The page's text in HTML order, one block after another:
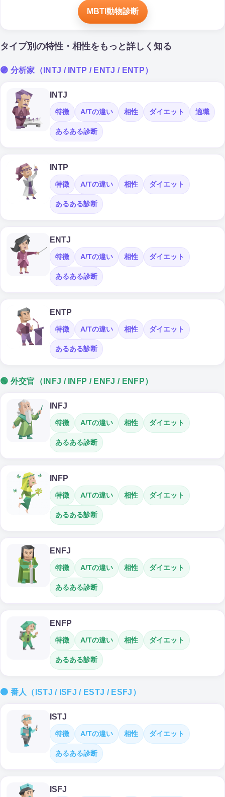
MBTI動物診断
タイプ別の特性・相性をもっと詳しく知る
🟣 分析家（INTJ / INTP / ENTJ / ENTP）
INTJ
特徴 A/Tの違い 相性 ダイエット 適職
あるある診断
INTP
特徴 A/Tの違い 相性 ダイエット
あるある診断
ENTJ
特徴 A/Tの違い 相性 ダイエット
あるある診断
ENTP
特徴 A/Tの違い 相性 ダイエット
あるある診断
🟢 外交官（INFJ / INFP / ENFJ / ENFP）
INFJ
特徴 A/Tの違い 相性 ダイエット
あるある診断
INFP
特徴 A/Tの違い 相性 ダイエット
あるある診断
ENFJ
特徴 A/Tの違い 相性 ダイエット
あるある診断
ENFP
特徴 A/Tの違い 相性 ダイエット
あるある診断
🔵 番人（ISTJ / ISFJ / ESTJ / ESFJ）
ISTJ
特徴 A/Tの違い 相性 ダイエット
あるある診断
ISFJ